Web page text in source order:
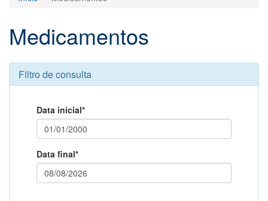
Medicamentos
Filtro de consulta
Data inicial*
Data final*